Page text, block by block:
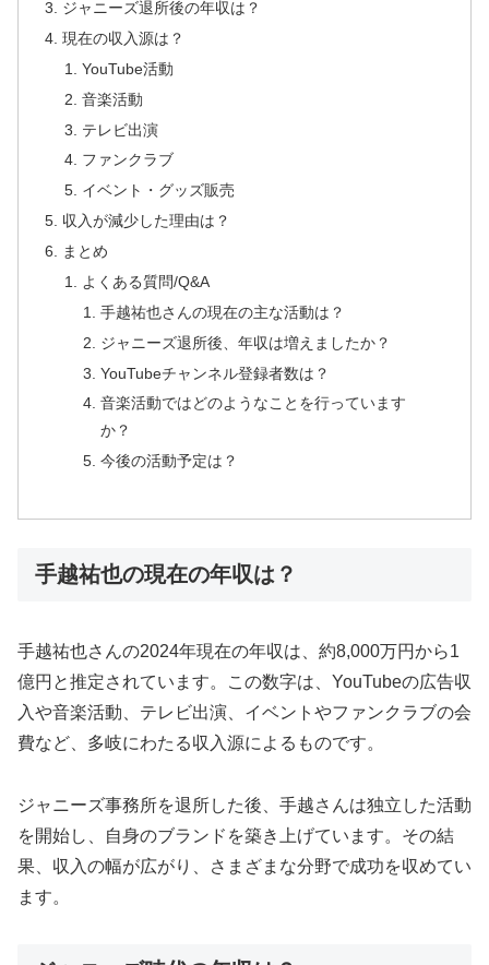
ジャニーズ退所後の年収は？
現在の収入源は？
YouTube活動
音楽活動
テレビ出演
ファンクラブ
イベント・グッズ販売
収入が減少した理由は？
まとめ
よくある質問/Q&A
手越祐也さんの現在の主な活動は？
ジャニーズ退所後、年収は増えましたか？
YouTubeチャンネル登録者数は？
音楽活動ではどのようなことを行っています
か？
今後の活動予定は？
手越祐也の現在の年収は？
手越祐也さんの2024年現在の年収は、約8,000万円から1
億円と推定されています。この数字は、YouTubeの広告収
入や音楽活動、テレビ出演、イベントやファンクラブの会
費など、多岐にわたる収入源によるものです。
ジャニーズ事務所を退所した後、手越さんは独立した活動
を開始し、自身のブランドを築き上げています。その結
果、収入の幅が広がり、さまざまな分野で成功を収めてい
ます。